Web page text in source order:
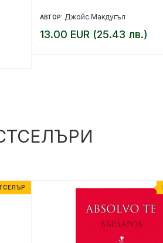
АВТОР: Джойс Макдугъл
13.00 EUR (25.43 лв.)